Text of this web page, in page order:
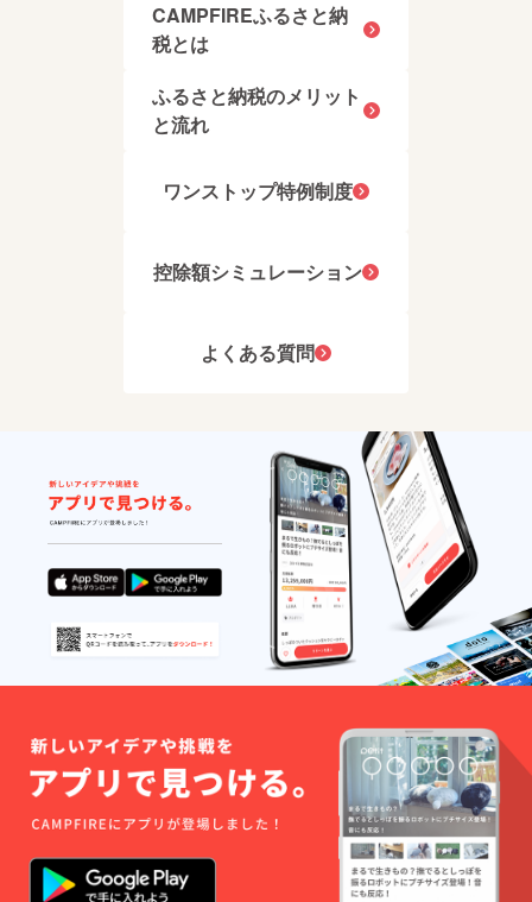
CAMPFIREふるさと納
税とは
ふるさと納税のメリット
と流れ
ワンストップ特例制度
控除額シミュレーション
よくある質問